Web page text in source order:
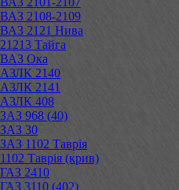
ВАЗ 2108-2109
ВАЗ 2121 Нива
21213 Тайга
ВАЗ Ока
АЗЛК 2140
АЗЛК 2141
АЗЛК 408
ЗАЗ 968 (40)
ЗАЗ 30
ЗАЗ 1102 Таврія
1102 Таврія (крив)
ГАЗ 2410
ГАЗ 3110 (402)